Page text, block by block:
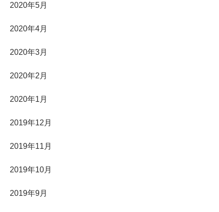
2020年5月
2020年4月
2020年3月
2020年2月
2020年1月
2019年12月
2019年11月
2019年10月
2019年9月